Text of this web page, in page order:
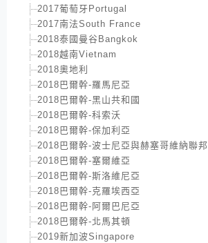
2017葡萄牙Portugal
2017南法South France
2018泰國曼谷Bangkok
2018越南Vietnam
2018奧地利
2018巴爾幹-羅馬尼亞
2018巴爾幹-黑山共和國
2018巴爾幹-科索沃
2018巴爾幹-保加利亞
2018巴爾幹-波士尼亞與赫塞哥維納聯邦
2018巴爾幹-塞爾維亞
2018巴爾幹-斯洛維尼亞
2018巴爾幹-克羅埃西亞
2018巴爾幹-阿爾巴尼亞
2018巴爾幹-北馬其頓
2019新加波Singapore